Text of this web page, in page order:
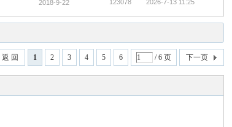
2018-9-22 123078 2026-7-13 11:25
1 2 3 4 5 6 / 6 页 下一页
返 回